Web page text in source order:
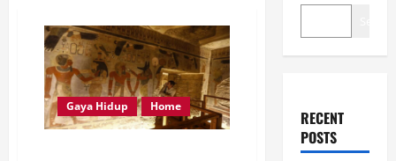
Gaya Hidup Home
RECENT
POSTS